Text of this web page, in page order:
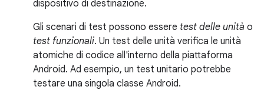
dispositivo di destinazione.
Gli scenari di test possono essere test delle unità o
test funzionali. Un test delle unità verifica le unità
atomiche di codice all'interno della piattaforma
Android. Ad esempio, un test unitario potrebbe
testare una singola classe Android.